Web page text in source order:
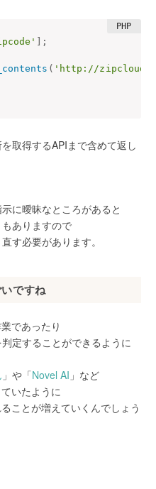
;
( 'http://
取得するAPIまで含めて返し
に曖昧なところがあると
ありますので
す必要があります。
ですね
であったり
定することができるように
」や「Novel AI 」など
いたように
ことが増えていくんでしょう